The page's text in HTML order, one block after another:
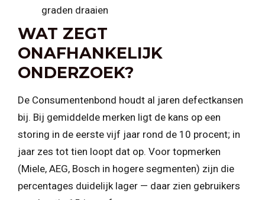
graden draaien
WAT ZEGT
ONAFHANKELIJK
ONDERZOEK?
De Consumentenbond houdt al jaren defectkansen
bij. Bij gemiddelde merken ligt de kans op een
storing in de eerste vijf jaar rond de 10 procent; in
jaar zes tot tien loopt dat op. Voor topmerken
(Miele, AEG, Bosch in hogere segmenten) zijn die
percentages duidelijk lager — daar zien gebruikers